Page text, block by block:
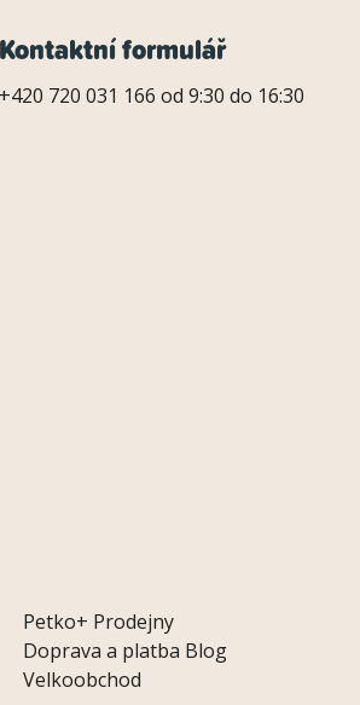
Kontaktní formulář
+420 720 031 166 od 9:30 do 16:30
Petko+ Prodejny
Doprava a platba Blog
Velkoobchod